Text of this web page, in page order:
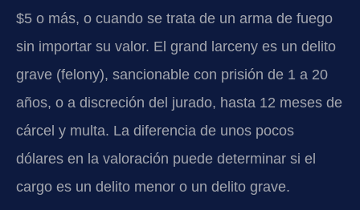
$5 o más, o cuando se trata de un arma de fuego
sin importar su valor. El grand larceny es un delito
grave (felony), sancionable con prisión de 1 a 20
años, o a discreción del jurado, hasta 12 meses de
cárcel y multa. La diferencia de unos pocos
dólares en la valoración puede determinar si el
cargo es un delito menor o un delito grave.